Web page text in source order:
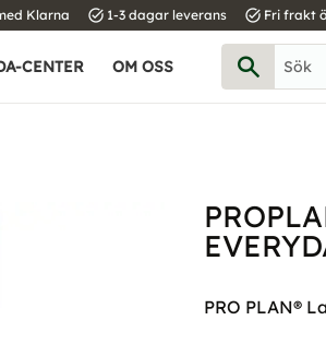
Klarna task_alt 1-3 dagar leverans task_alt Fri frakt
CENTER OM OSS
PRO PLAN®